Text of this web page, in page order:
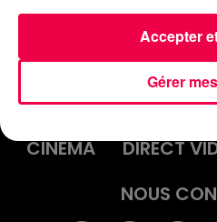
ACCUEIL
AGENDA
JEUX
CINÉMA
DIRECT
NOUS
Gérer
Accepter